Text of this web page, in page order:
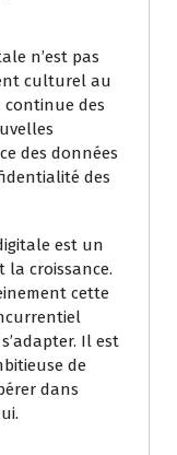
n’est pas
culturel au
continue des
des données
des
est un
la croissance.
cette
Il est
de
dans